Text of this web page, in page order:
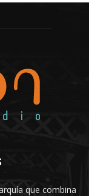
que combina